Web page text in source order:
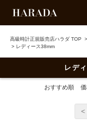
高級時計正規販売店ハラダ TOP >
> レディース38mm
レデ
おすすめ順
<